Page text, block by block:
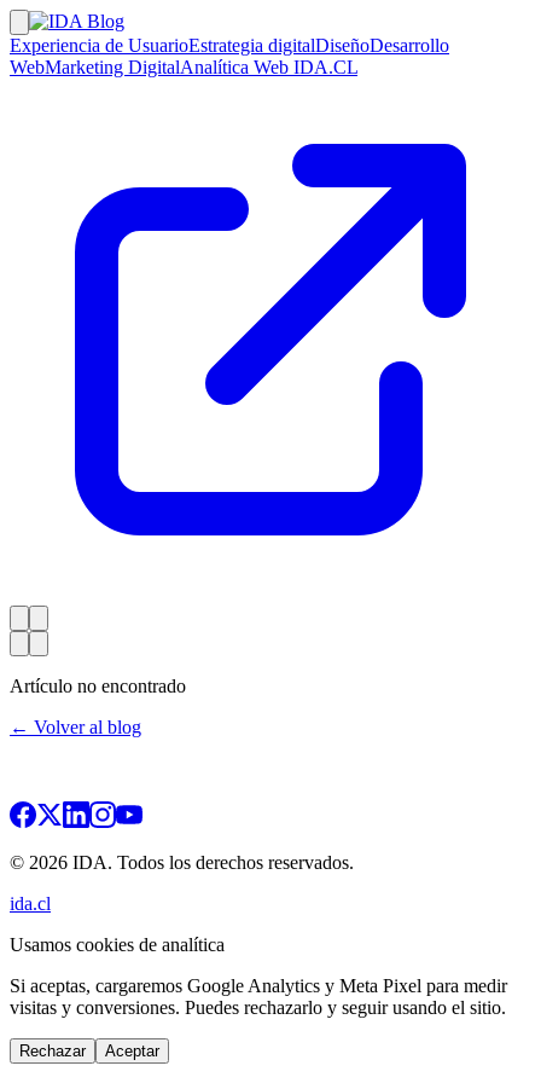
Experiencia de UsuarioEstrategia digitalDiseñoDesarrollo
WebMarketing DigitalAnalítica Web IDA.CL
Artículo no encontrado
← Volver al blog
© 2026 IDA. Todos los derechos reservados.
ida.cl
Usamos cookies de analítica
Si aceptas, cargaremos Google Analytics y Meta Pixel para medir
visitas y conversiones. Puedes rechazarlo y seguir usando el sitio.
Rechazar Aceptar